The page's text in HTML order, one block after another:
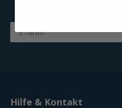
Email
Hilfe & Kontakt